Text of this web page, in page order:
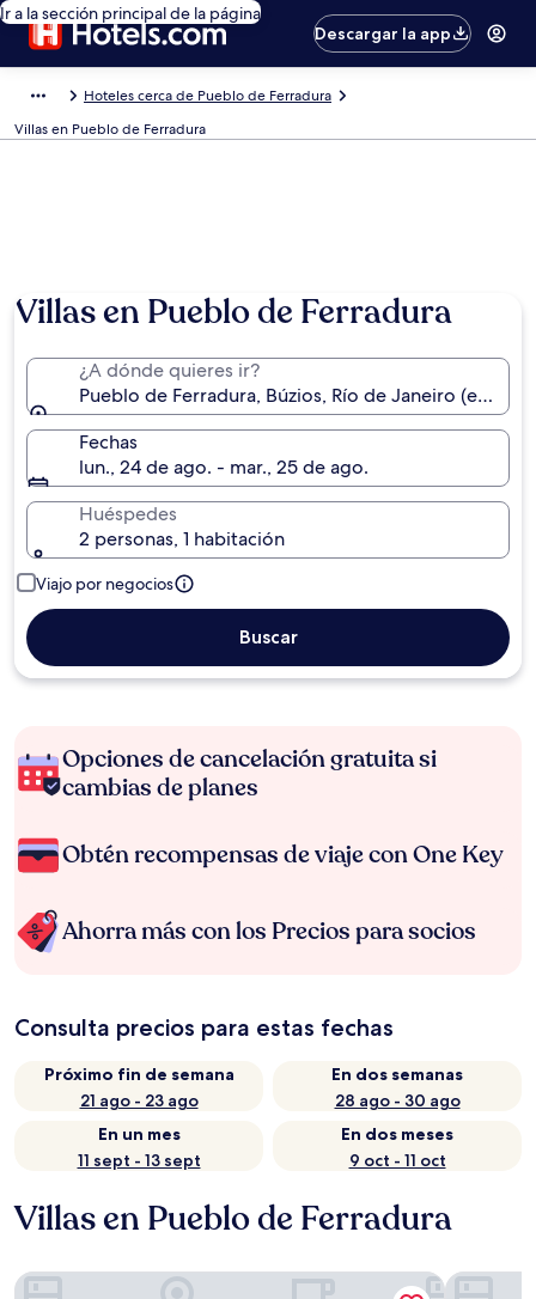
Ir a la sección principal de la página
Descargar la app
Hoteles cerca de Pueblo de Ferradura
Villas en Pueblo de Ferradura
Villas en Pueblo de Ferradura
¿A dónde quieres ir?
Pueblo de Ferradura, Búzios, Río de Janeiro
Fechas
lun., 24 de ago. - mar., 25 de ago.
Huéspedes
2 personas, 1 habitación
Viajo por negocios
Buscar
Opciones de cancelación gratuita si
cambias de planes
Obtén recompensas de viaje con One Key
Ahorra más con los Precios para socios
Consulta precios para estas fechas
Próximo fin de semana
21 ago - 23 ago
En dos semanas
28 ago - 30 ago
En un mes
11 sept - 13 sept
En dos meses
9 oct - 11 oct
Villas en Pueblo de Ferradura
Mansão Pé na Areia de Geribá com 6Suítes Mansão